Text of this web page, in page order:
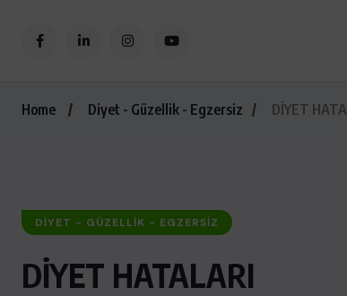
Home Diyet - Güzellik - Egzersiz DİYET
DIYET - GÜZELLIK - EGZERSIZ
DİYET HATALARI